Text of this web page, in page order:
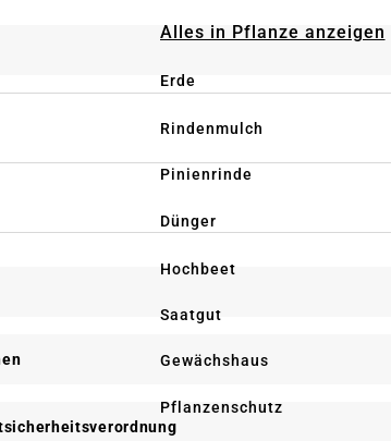
Alles in Pflanze anzeigen
Erde
Rindenmulch
Pinienrinde
Dünger
Hochbeet
Saatgut
Gewächshaus
Pflanzenschutz